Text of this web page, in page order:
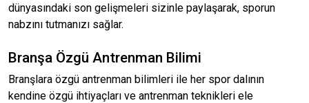
dünyasındaki son gelişmeleri sizinle paylaşarak, sporun
nabzını tutmanızı sağlar.
Branşa Özgü Antrenman Bilimi
Branşlara özgü antrenman bilimleri ile her spor dalının
kendine özgü ihtiyaçları ve antrenman teknikleri ele